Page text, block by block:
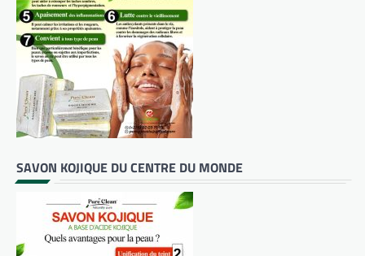
SAVON KOJIQUE DU CENTRE DU MONDE